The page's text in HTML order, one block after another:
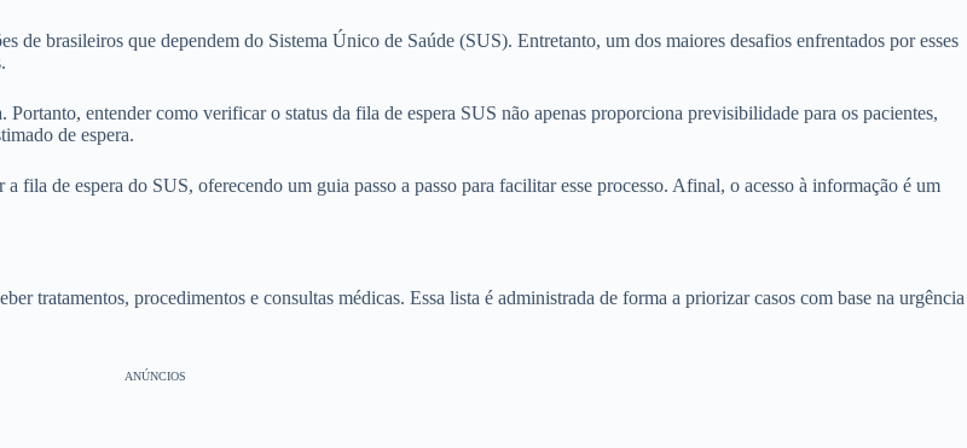
de brasileiros que dependem do Sistema Único de Saúde (SUS). Entretanto, um dos maiores desafios enfrentados por esses
entender como verificar o status da fila de espera SUS não apenas proporciona previsibilidade para os pacientes,
de espera.
fila de espera do SUS, oferecendo um guia passo a passo para facilitar esse processo. Afinal, o acesso à informação é um
tratamentos, procedimentos e consultas médicas. Essa lista é administrada de forma a priorizar casos com base na urgência
ANÚNCIOS